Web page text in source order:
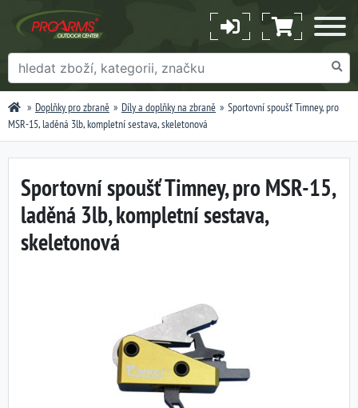
Doplňky pro zbraně Díly a doplňky na zbraně
Sportovní spoušť Timney, pro
MSR-15, laděná 3lb, kompletní sestava, skeletonová
Sportovní spoušť Timney, pro MSR-15,
laděná 3lb, kompletní sestava,
skeletonová